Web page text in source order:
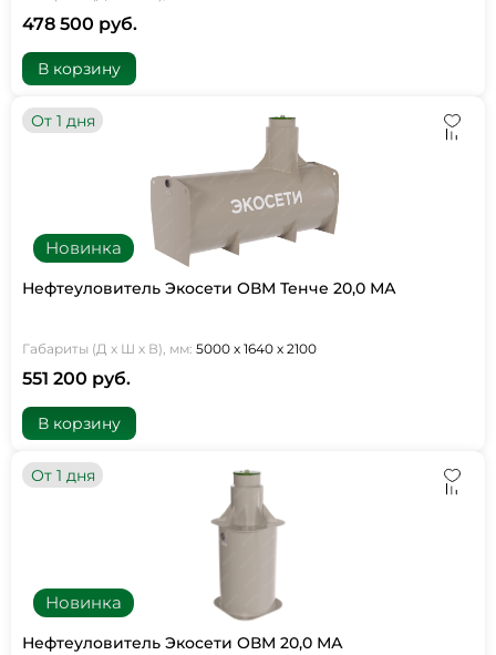
478 500 руб.
В корзину
Новинка
От 1 дня
Нефтеуловитель Экосети ОВМ Тенче 20,0 МА
Габариты (Д х Ш х В), мм: 5000 х 1640 х 2100
551 200 руб.
В корзину
Новинка
От 1 дня
Нефтеуловитель Экосети ОВМ 20,0 МА